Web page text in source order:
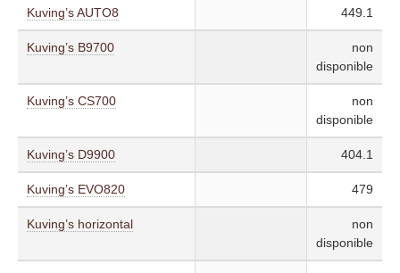
Kuving’s AUTO8 449.1
Kuving’s B9700
non
disponible
Kuving’s CS700
non
disponible
Kuving’s D9900 404.1
Kuving’s EVO820 479
Kuving’s horizontal
non
disponible